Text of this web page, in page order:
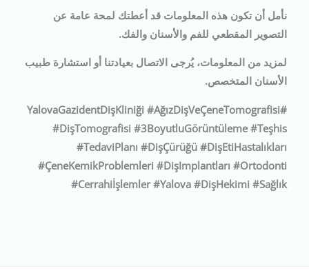
نأمل أن تكون هذه المعلومات قد أعطتك لمحة عامة عن
التصوير المقطعي للفم والأسنان والفك.
لمزيد من المعلومات، يُرجى الاتصال بعيادتنا أو استشارة طبيب
الأسنان المتخصص.
#YalovaGazidentDişKliniği #AğızDişVeÇeneTomografisi
#DişTomografisi #3BoyutluGörüntüleme #Teşhis
#TedaviPlanı #DişÇürüğü #DişEtiHastalıkları
#ÇeneKemikProblemleri #DişImplantları #Ortodonti
#Cerrahiİşlemler #Yalova #DişHekimi #Sağlık